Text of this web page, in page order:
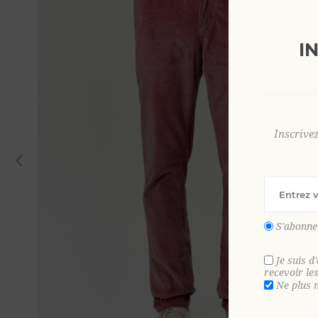
Je suis
recevoir
Ne plus